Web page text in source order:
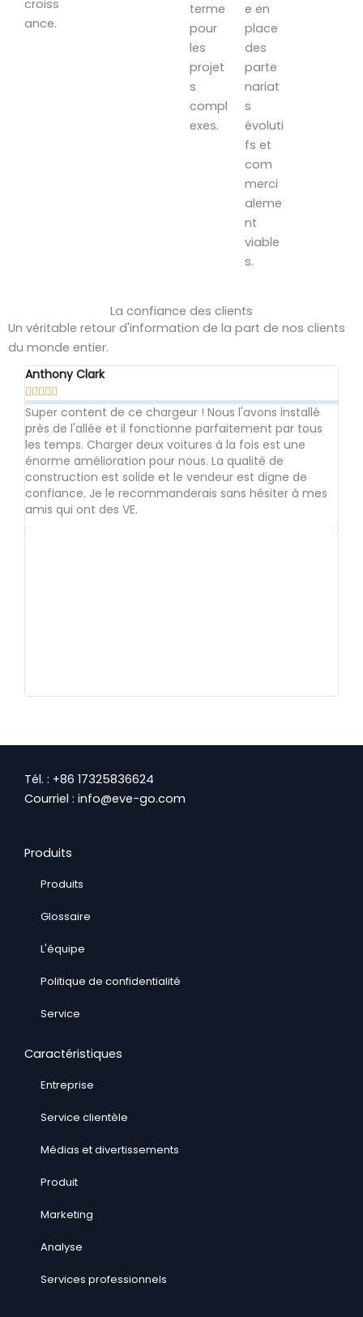
croiss
ance.
terme
pour
les
projet
s
compl
exes.
e en
place
des
parte
nariat
s
évoluti
fs et
com
merci
aleme
nt
viable
s.
La confiance des clients
Un véritable retour d'information de la part de nos clients
du monde entier.
Anthony Clark
    
Super content de ce chargeur ! Nous l'avons installé
près de l'allée et il fonctionne parfaitement par tous
les temps. Charger deux voitures à la fois est une
énorme amélioration pour nous. La qualité de
construction est solide et le vendeur est digne de
confiance. Je le recommanderais sans hésiter à mes
amis qui ont des VE.
Tél. : +86 17325836624
Courriel : info@eve-go.com
Produits
Produits
Glossaire
L'équipe
Politique de confidentialité
Service
Caractéristiques
Entreprise
Service clientèle
Médias et divertissements
Produit
Marketing
Analyse
Services professionnels